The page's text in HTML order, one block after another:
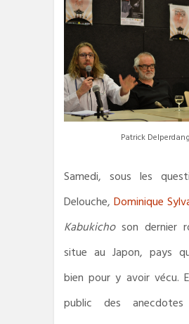
Patrick
Samedi, sous les
Delouche, Dominique
Kabukichoson dernier
situe au Japon, pays
bien pour y avoir vécu.
public des